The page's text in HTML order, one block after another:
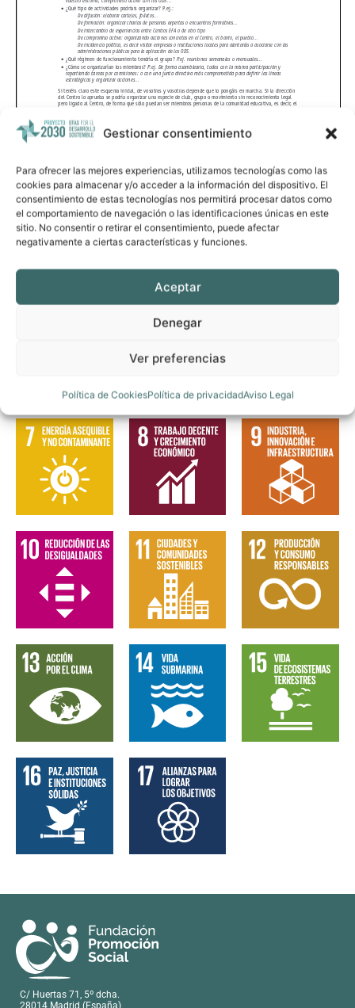
Gestionar consentimiento
Para ofrecer las mejores experiencias, utilizamos tecnologías como las
cookies para almacenar y/o acceder a la información del dispositivo. El
consentimiento de estas tecnologías nos permitirá procesar datos como
el comportamiento de navegación o las identificaciones únicas en este
sitio. No consentir o retirar el consentimiento, puede afectar
negativamente a ciertas características y funciones.
Aceptar
Denegar
Ver preferencias
Política de CookiesPolítica de privacidadAviso Legal
Compartir por email
C/ Huertas 71, 5º dcha.
28014 Madrid (España)